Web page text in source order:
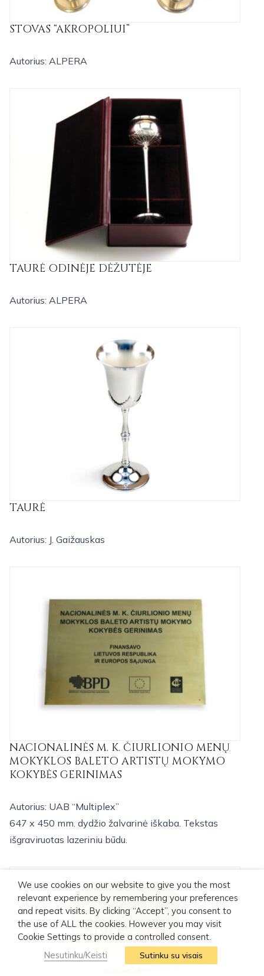
STOVAS “AKROPOLIUI”
Autorius: ALPERA
TAURĖ ODINĖJE DĖŽUTĖJE
Autorius: ALPERA
TAURĖ
Autorius: J. Gaižauskas
NACIONALINĖS M. K. ČIURLIONIO MENŲ
MOKYKLOS BALETO ARTISTŲ MOKYMO
KOKYBĖS GERINIMAS
Autorius: UAB “Multiplex”
647 x 450 mm. dydžio žalvarinė iškaba. Tekstas
išgraviruotas lazeriniu būdu.
We use cookies on our website to give you the most
relevant experience by remembering your preferences
and repeat visits. By clicking “Accept”, you consent to
the use of ALL the cookies. However you may visit
Cookie Settings to provide a controlled consent.
Nesutinku/Keisti
Sutinku su visais